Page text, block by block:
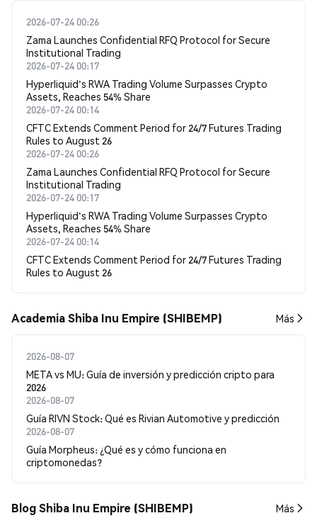
2026-07-24 00:26
Zama Launches Confidential RFQ Protocol for Secure
Institutional Trading
2026-07-24 00:17
Hyperliquid's RWA Trading Volume Surpasses Crypto
Assets, Reaches 54% Share
2026-07-24 00:14
CFTC Extends Comment Period for 24/7 Futures Trading
Rules to August 26
2026-07-24 00:26
Zama Launches Confidential RFQ Protocol for Secure
Institutional Trading
2026-07-24 00:17
Hyperliquid's RWA Trading Volume Surpasses Crypto
Assets, Reaches 54% Share
2026-07-24 00:14
CFTC Extends Comment Period for 24/7 Futures Trading
Rules to August 26
Academia Shiba Inu Empire (SHIBEMP) Más
2026-08-07
META vs MU: Guía de inversión y predicción cripto para
2026
2026-08-07
Guía RIVN Stock: Qué es Rivian Automotive y predicción
2026-08-07
Guía Morpheus: ¿Qué es y cómo funciona en
criptomonedas?
Blog Shiba Inu Empire (SHIBEMP) Más